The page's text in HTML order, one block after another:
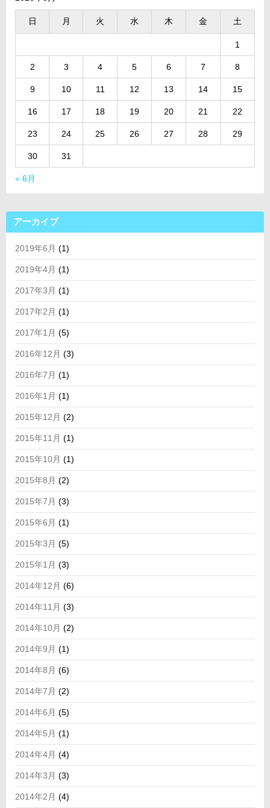
日 月 火 水 木 金 土
1
2 3 4 5 6 7 8
9 10 11 12 13 14 15
16 17 18 19 20 21 22
23 24 25 26 27 28 29
30 31
« 6月
アーカイブ
2019年6月 (1)
2019年4月 (1)
2017年3月 (1)
2017年2月 (1)
2017年1月 (5)
2016年12月 (3)
2016年7月 (1)
2016年1月 (1)
2015年12月 (2)
2015年11月 (1)
2015年10月 (1)
2015年8月 (2)
2015年7月 (3)
2015年6月 (1)
2015年3月 (5)
2015年1月 (3)
2014年12月 (6)
2014年11月 (3)
2014年10月 (2)
2014年9月 (1)
2014年8月 (6)
2014年7月 (2)
2014年6月 (5)
2014年5月 (1)
2014年4月 (4)
2014年3月 (3)
2014年2月 (4)